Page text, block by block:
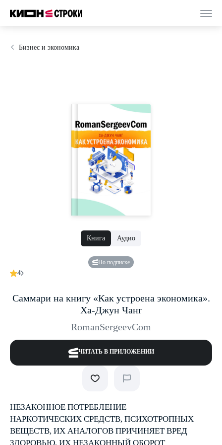
Бизнес и экономика
Книга Аудио
По подписке
4
Саммари на книгу «Как устроена экономика».
Ха-Джун Чанг
RomanSergeevCom
ЧИТАТЬ В ПРИЛОЖЕНИИ
НЕЗАКОННОЕ ПОТРЕБЛЕНИЕ
НАРКОТИЧЕСКИХ СРЕДСТВ, ПСИХОТРОПНЫХ
ВЕЩЕСТВ, ИХ АНАЛОГОВ ПРИЧИНЯЕТ ВРЕД
ЗДОРОВЬЮ, ИХ НЕЗАКОННЫЙ ОБОРОТ